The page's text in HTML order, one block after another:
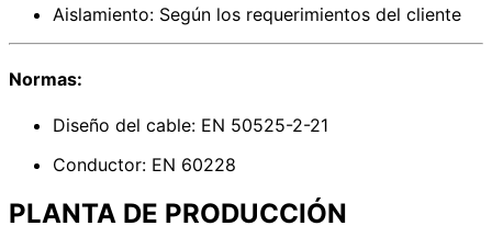
Aislamiento: Según los requerimientos del cliente
Normas:
Diseño del cable: EN 50525-2-21
Conductor: EN 60228
PLANTA DE PRODUCCIÓN